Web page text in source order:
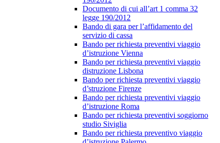
Documento di cui all’art 1 comma 32
legge 190/2012
Bando di gara per l’affidamento del
servizio di cassa
Bando per richiesta preventivi viaggio
d’istruzione Vienna
Bando per richiesta preventivi viaggio
distruzione Lisbona
Bando per richiesta preventivi viaggio
d’struzione Firenze
Bando per richiesta preventivi viaggio
d’istruzione Roma
Bando per richiesta preventivi soggiorno
studio Siviglia
Bando per richiesta preventivo viaggio